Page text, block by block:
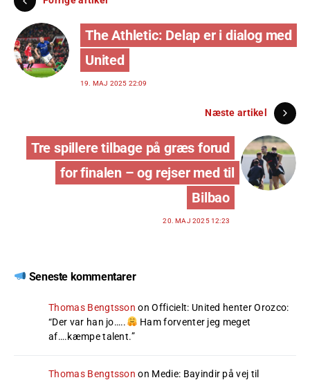
The Athletic: Delap er i dialog med
United
19. MAJ 2025 22:09
Næste artikel
Tre spillere tilbage på græs forud
for finalen – og rejser med til
Bilbao
20. MAJ 2025 12:23
Seneste kommentarer
Thomas Bengtsson onOfficielt: United henter Orozco:
“Der var han jo…..
Ham forventer jeg meget
af….kæmpe talent.”
Thomas Bengtsson on Medie: Bayindir på vej til